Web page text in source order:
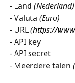
- Land (Nederland)
- Valuta (Euro)
- URL (https://www
- API key
- API secret
- Meerdere talen